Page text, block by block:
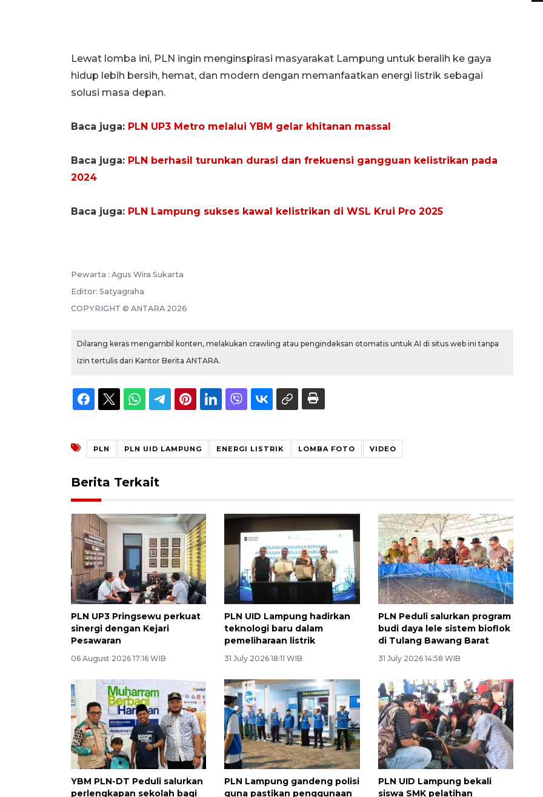
Lewat lomba ini, PLN ingin menginspirasi masyarakat Lampung untuk beralih ke gaya
hidup lebih bersih, hemat, dan modern dengan memanfaatkan energi listrik sebagai
solusi masa depan.
Baca juga: PLN UP3 Metro melalui YBM gelar khitanan massal
Baca juga: PLN berhasil turunkan durasi dan frekuensi gangguan kelistrikan pada
2024
Baca juga: PLN Lampung sukses kawal kelistrikan di WSL Krui Pro 2025
Pewarta : Agus Wira Sukarta
Editor: Satyagraha
COPYRIGHT © ANTARA 2026
Dilarang keras mengambil konten, melakukan crawling atau pengindeksan otomatis untuk AI di situs web ini tanpa
izin tertulis dari Kantor Berita ANTARA.
PLN PLN UID LAMPUNG ENERGI LISTRIK LOMBA FOTO VIDEO
Berita Terkait
PLN UP3 Pringsewu perkuat
sinergi dengan Kejari
Pesawaran
06 August 2026 17:16 WIB
PLN UID Lampung hadirkan
teknologi baru dalam
pemeliharaan listrik
31 July 2026 18:11 WIB
PLN Peduli salurkan program
budi daya lele sistem bioflok
di Tulang Bawang Barat
31 July 2026 14:58 WIB
YBM PLN-DT Peduli salurkan
perlengkapan sekolah bagi
PLN Lampung gandeng polisi
guna pastikan penggunaan
PLN UID Lampung bekali
siswa SMK pelatihan